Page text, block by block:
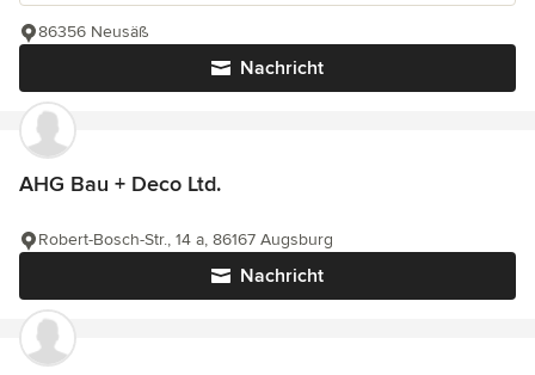
Nachricht
86356 Neusäß
AHG Bau + Deco Ltd.
Nachricht
Robert-Bosch-Str., 14 a, 86167 Augsburg